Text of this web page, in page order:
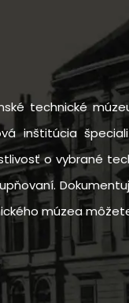
technické
inštitúcia
o vybrané
múzea